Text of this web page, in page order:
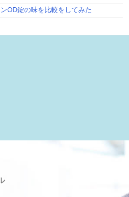
OD錠の味を比較をしてみた